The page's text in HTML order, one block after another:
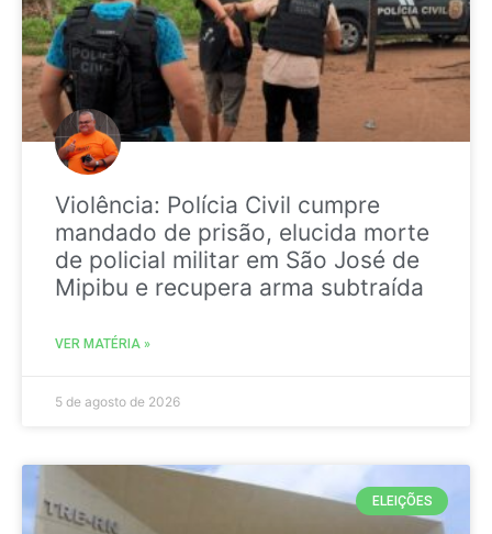
Violência: Polícia Civil cumpre
mandado de prisão, elucida morte
de policial militar em São José de
Mipibu e recupera arma subtraída
VER MATÉRIA »
5 de agosto de 2026
ELEIÇÕES